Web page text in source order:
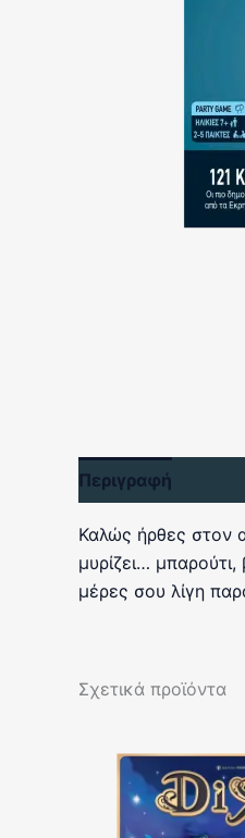
Περιγραφή
Καλώς ήρθες στον
μυρίζει…
μέρες σου λίγη
Σχετικά προϊόντα